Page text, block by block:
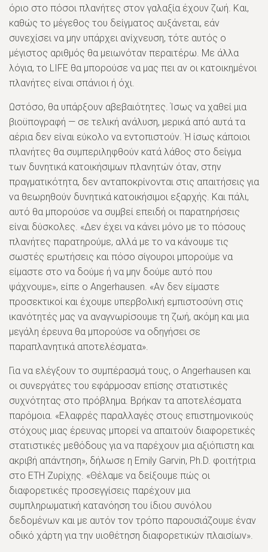
όριο στο πόσοι πλανήτες στον γαλαξία έχουν ζωή. Και,
καθώς το μέγεθος του δείγματος αυξάνεται, εάν
συνεχίσει να μην υπάρχει ανίχνευση, τότε αυτός ο
μέγιστος αριθμός θα μειωνόταν περαιτέρω. Με άλλα
λόγια, το LIFE θα μπορούσε να μας πει αν οι κατοικημένοι
πλανήτες είναι σπάνιοι ή όχι.
Ωστόσο, θα υπάρξουν αβεβαιότητες. Ίσως να χαθεί μια
βιοϋπογραφή — σε τελική ανάλυση, μερικά από αυτά τα
αέρια δεν είναι εύκολο να εντοπιστούν. Ή ίσως κάποιοι
πλανήτες θα συμπεριληφθούν κατά λάθος στο δείγμα
των δυνητικά κατοικήσιμων πλανητών όταν, στην
πραγματικότητα, δεν ανταποκρίνονται στις απαιτήσεις για
να θεωρηθούν δυνητικά κατοικήσιμοι εξαρχής. Και πάλι,
αυτό θα μπορούσε να συμβεί επειδή οι παρατηρήσεις
είναι δύσκολες. «Δεν έχει να κάνει μόνο με το πόσους
πλανήτες παρατηρούμε, αλλά με το να κάνουμε τις
σωστές ερωτήσεις και πόσο σίγουροι μπορούμε να
είμαστε στο να δούμε ή να μην δούμε αυτό που
ψάχνουμε», είπε ο Angerhausen. «Αν δεν είμαστε
προσεκτικοί και έχουμε υπερβολική εμπιστοσύνη στις
ικανότητές μας να αναγνωρίσουμε τη ζωή, ακόμη και μια
μεγάλη έρευνα θα μπορούσε να οδηγήσει σε
παραπλανητικά αποτελέσματα».
Για να ελέγξουν το συμπέρασμά τους, ο Angerhausen και
οι συνεργάτες του εφάρμοσαν επίσης στατιστικές
συχνότητας στο πρόβλημα. Βρήκαν τα αποτελέσματα
παρόμοια. «Ελαφρές παραλλαγές στους επιστημονικούς
στόχους μιας έρευνας μπορεί να απαιτούν διαφορετικές
στατιστικές μεθόδους για να παρέχουν μια αξιόπιστη και
ακριβή απάντηση», δήλωσε η Emily Garvin, Ph.D. φοιτήτρια
στο ETH Ζυρίχης. «Θέλαμε να δείξουμε πώς οι
διαφορετικές προσεγγίσεις παρέχουν μια
συμπληρωματική κατανόηση του ίδιου συνόλου
δεδομένων και με αυτόν τον τρόπο παρουσιάζουμε έναν
οδικό χάρτη για την υιοθέτηση διαφορετικών πλαισίων».